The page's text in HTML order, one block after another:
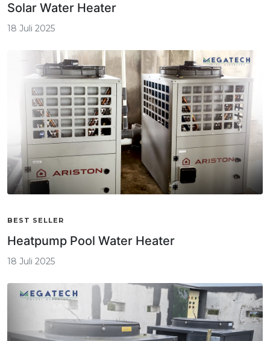
Solar Water Heater
18 Juli 2025
BEST SELLER
Heatpump Pool Water Heater
18 Juli 2025